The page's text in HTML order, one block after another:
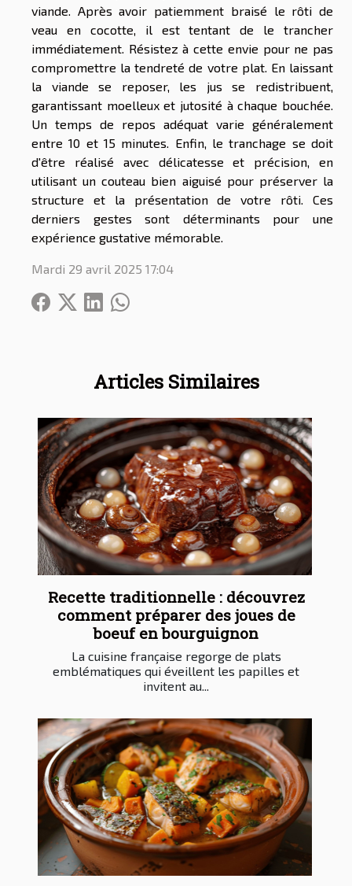
Articles Similaires
Recette traditionnelle : découvrez
comment préparer des joues de
boeuf en bourguignon
La cuisine française regorge de plats
emblématiques qui éveillent les papilles et
invitent au...
viande. Après avoir patiemment braisé le rôti de
veau en cocotte, il est tentant de le trancher
immédiatement. Résistez à cette envie pour ne pas
compromettre la tendreté de votre plat. En laissant
la viande se reposer, les jus se redistribuent,
garantissant moelleux et jutosité à chaque bouchée.
Un temps de repos adéquat varie généralement
entre 10 et 15 minutes. Enfin, le tranchage se doit
d'être réalisé avec délicatesse et précision, en
utilisant un couteau bien aiguisé pour préserver la
structure et la présentation de votre rôti. Ces
derniers gestes sont déterminants pour une
expérience gustative mémorable.
Mardi 29 avril 2025 17:04